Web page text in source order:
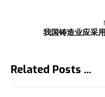
我国铸造业应采
Related Posts ...